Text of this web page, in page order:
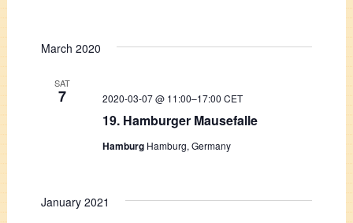
March 2020
SAT
7
19. Hamburger Mausefalle
2020-03-07 @ 11:00–17:00 CET
Hamburg Hamburg, Germany
January 2021